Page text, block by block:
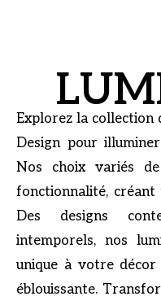
Explorez la collection
Design pour
Nos choix variés
fonctionnalité, créant
Des designs
intemporels, nos
unique à votre
éblouissante.